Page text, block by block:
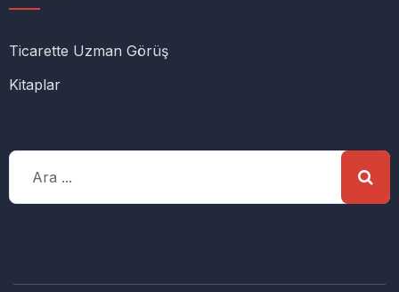
Ticarette Uzman Görüş
Kitaplar